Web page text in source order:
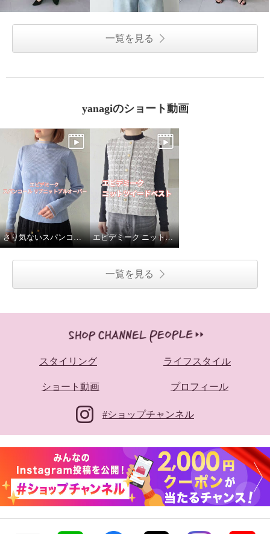
一覧を見る
yanagiのショート動画
さり気ないスパンコールがポイント✨ エピデミーク ニットツイードベスト
一覧を見る
スタイリング ライフスタイル
ショート動画 プロフィール
#ショップチャンネル